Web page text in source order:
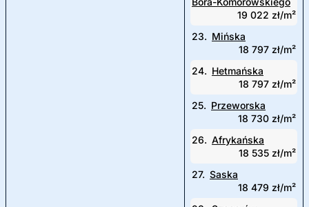
19 022 zł/m²
23. Mińska
18 797 zł/m²
24. Hetmańska
18 797 zł/m²
25. Przeworska
18 730 zł/m²
26. Afrykańska
18 535 zł/m²
27. Saska
18 479 zł/m²